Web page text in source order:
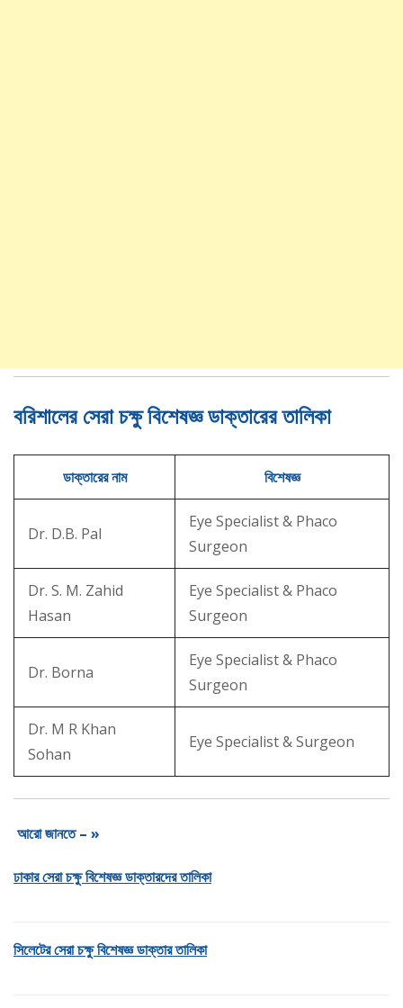
বরিশালের সেরা চক্ষু বিশেষজ্ঞ ডাক্তারের তালিকা
ডাক্তারের নাম বিশেষজ্ঞ
Dr. D.B. Pal
Eye Specialist & Phaco
Surgeon
Dr. S. M. Zahid
Hasan
Eye Specialist & Phaco
Surgeon
Dr. Borna
Eye Specialist & Phaco
Surgeon
Dr. M R Khan
Sohan
Eye Specialist & Surgeon
আরো জানতে – »
ঢাকার সেরা চক্ষু বিশেষজ্ঞ ডাক্তারদের তালিকা
সিলেটের সেরা চক্ষু বিশেষজ্ঞ ডাক্তার তালিকা